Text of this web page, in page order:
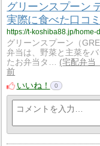
グリーンスプーン
実際に食べた口コ
グリーンスプーン（
弁当は、野菜と主菜を
たお弁当タ…
宅配弁当
前
いいね！
0